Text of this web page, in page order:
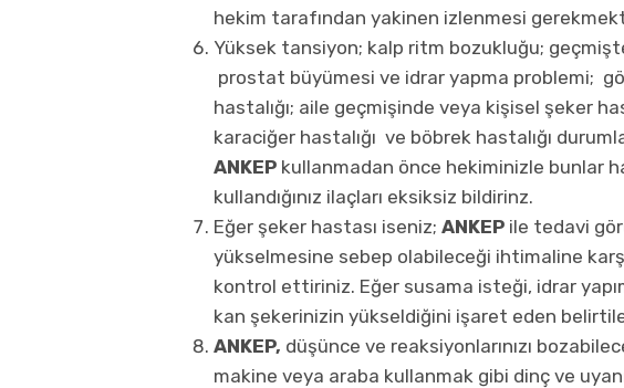
hekim tarafından yakinen izlenmesi
Yüksek tansiyon; kalp ritm bozukluğu;
prostat büyümesi ve idrar yapma problemi;
hastalığı; aile geçmişinde veya kişisel şeker
karaciğer hastalığı ve böbrek hastalığı
ANKEP kullanmadan önce hekiminizle bunlar
kullandığınız ilaçları eksiksiz bildirinz.
Eğer şeker hastası iseniz; ANKEPile tedavi
yükselmesine sebep olabileceği ihtimaline
kontrol ettiriniz. Eğer susama isteği, idrar
kan şekerinizin yükseldiğini işaret eden
ANKEP, düşünce ve reaksiyonlarınızı
makine veya araba kullanmak gibi dinç ve